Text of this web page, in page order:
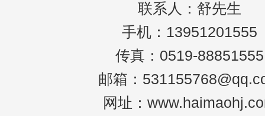
联系人：舒先生
手机：13951201555
传真：0519-88851555
邮箱：
网址：